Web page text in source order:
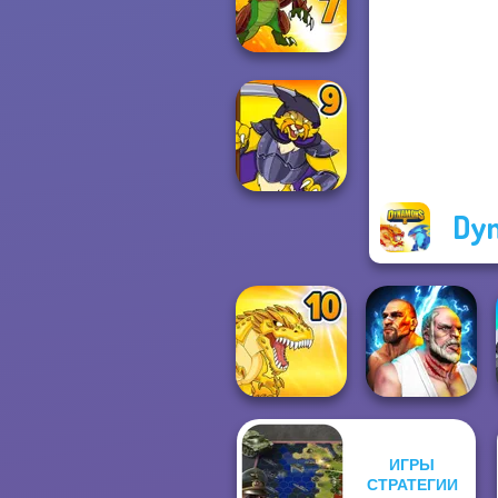
Dynamons 5
Dynamons 7
Dynamons 9
Dynamons 10
Fighter Legends
Duo
ИГРЫ
СТРАТЕГИИ